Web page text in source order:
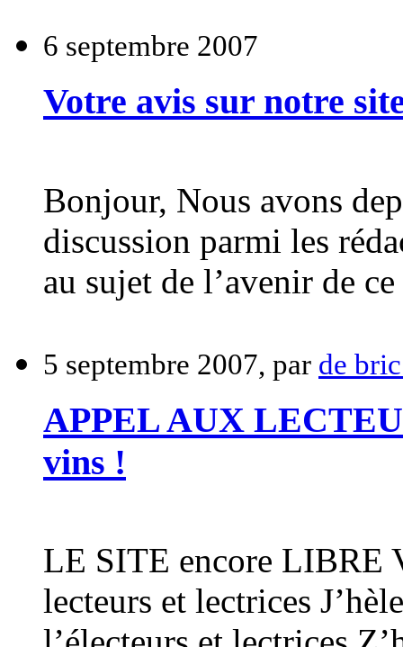
6 septembre 2007
Votre avis sur notre
Bonjour, Nous avons
discussion parmi les
au sujet de l’avenir de
5 septembre 2007, par de
APPEL AUX
vins !
LE SITE encore LIBRE
lecteurs et lectrices